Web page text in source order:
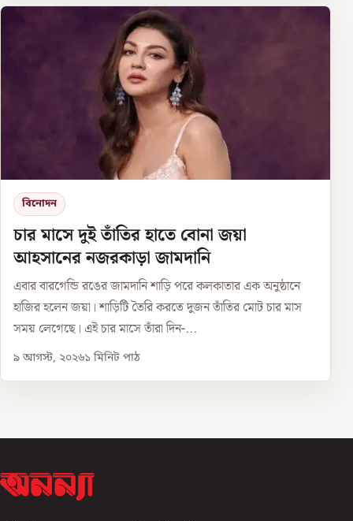
বিনোদন
চার মাসে দুই তাঁতির হাতে বোনা জয়া
আহসানের নজরকাড়া জামদানি
এবার বারগেন্ডি রঙের জামদানি শাড়ি পরে কলকাতার এক অনুষ্ঠানে
হাজির হলেন জয়া। শাড়িটি তৈরি করতে দুজন তাঁতির মোট চার মাস
সময় লেগেছে। এই চার মাসে তাঁরা দিন-...
৯ আগস্ট, ২০২৬১ মিনিট পাঠ